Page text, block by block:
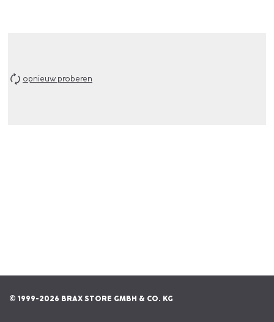
opnieuw proberen
© 1999-2026 BRAX STORE GMBH & CO. KG